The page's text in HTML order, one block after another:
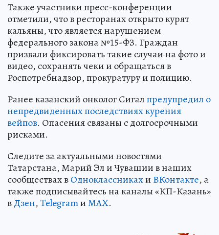
Также участники пресс-конференции
отметили, что в ресторанах открыто курят
кальяны, что является нарушением
федерального закона №15-ФЗ. Граждан
призвали фиксировать такие случаи на фото и
видео, сохранять чеки и обращаться в
Роспотребнадзор, прокуратуру и полицию.
Ранее казанский онколог Сигалпредупредил о
непредвиденных последствиях курения
вейпов. Опасения связаны с долгосрочными
рисками.
Следите за актуальными новостями
Татарстана, Марий Эл и Чувашии в наших
сообществах вОдноклассникахи ВКонтакте, а
также подписывайтесь на каналы «КП-Казань»
вДзен,TelegramиMAX.